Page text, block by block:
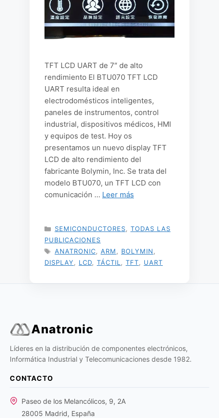
TFT LCD UART de 7″ de alto
rendimiento El BTU070 TFT LCD
UART resulta ideal en
electrodomésticos inteligentes,
paneles de instrumentos, control
industrial, dispositivos médicos, HMI
y equipos de test. Hoy os
presentamos un nuevo display TFT
LCD de alto rendimiento del
fabricante Bolymin, Inc. Se trata del
modelo BTU070, un TFT LCD con
comunicación … Leer más
CATEGORÍAS
SEMICONDUCTORES
TODAS LAS
PUBLICACIONES
ETIQUETAS
ANATRONIC ARM BOLYMIN
DISPLAY
LCD TÁCTIL TFT UART
Anatronic
Líderes en la distribución de componentes electrónicos,
Informática Industrial y Telecomunicaciones desde 1982.
CONTACTO
Paseo de los Melancólicos, 9, 2A
28005 Madrid, España